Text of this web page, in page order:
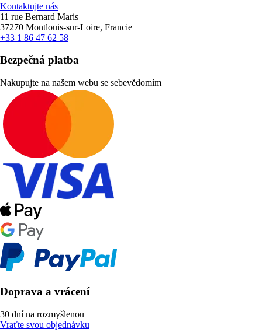
Kontaktujte nás
11 rue Bernard Maris
37270 Montlouis-sur-Loire, Francie
+33 1 86 47 62 58
Bezpečná platba
Nakupujte na našem webu se sebevědomím
Doprava a vrácení
30 dní na rozmyšlenou
Vraťte svou objednávku